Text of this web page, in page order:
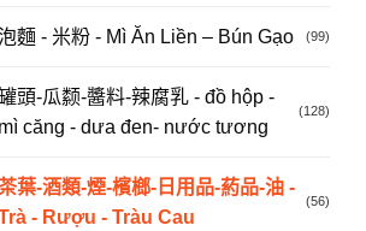
麵 - 米粉 - Mì Ăn Liền – Bún Gạo (99)
頭-瓜颣-醬料-辣腐乳 - đồ hộp -
mì căng - dưa đen- nước tương
(128)
葉-酒類-煙-檳榔-日用品-葯品-油 -
- Rượu - Tràu Cau
(56)